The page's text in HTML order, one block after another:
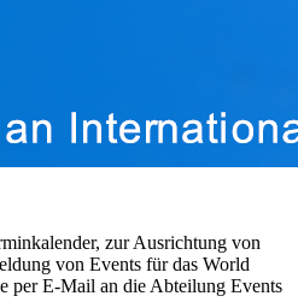
zur Ausrichtung von
von Events für das World
per E-Mail an die Abteilung Events